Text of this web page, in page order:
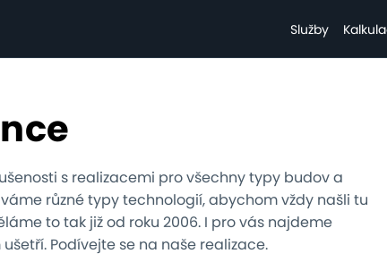
Služby
s realizacemi pro všechny typy budov a
různé typy technologií, abychom vždy našli tu
to tak již od roku 2006. I pro vás najdeme
Podívejte se na naše realizace.